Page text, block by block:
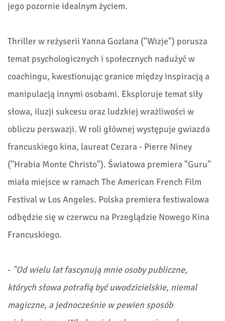
jego pozornie idealnym życiem.
Thriller w reżyserii Yanna Gozlana ("Wizje") porusza
temat psychologicznych i społecznych nadużyć w
coachingu, kwestionując granice między inspiracją a
manipulacją innymi osobami. Eksploruje temat siły
słowa, iluzji sukcesu oraz ludzkiej wrażliwości w
obliczu perswazji. W roli głównej występuje gwiazda
francuskiego kina, laureat Cezara - Pierre Niney
("Hrabia Monte Christo"). Światowa premiera "Guru"
miała miejsce w ramach The American French Film
Festival w Los Angeles. Polska premiera festiwalowa
odbędzie się w czerwcu na Przeglądzie Nowego Kina
Francuskiego.
- "Od wielu lat fascynują mnie osoby publiczne,
których słowa potrafią być uwodzicielskie, niemal
magiczne, a jednocześnie w pewien sposób